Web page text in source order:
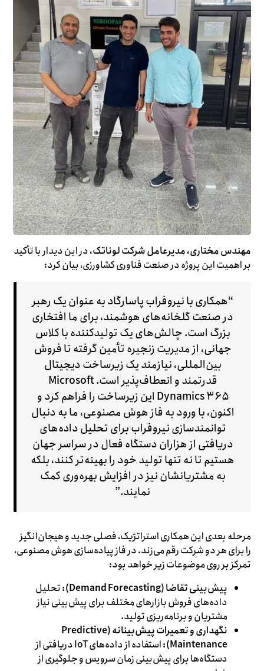
مهندس مختاری، مدیرعامل شرکت لوناتک،در این دیدار با تأکید
بر اهمیت این پروژه در صنعت فناوری کشاورزی، بیان کرد:
“همکاری با نیروفراب پاسارگاد به عنوان یک رهبر
در صنعت گلخانه‌های هوشمند، برای ما افتخاری
بزرگ است. چالش‌های یک تولیدکننده با کلاس
جهانی، از مدیریت زنجیره تأمین گرفته تا فروش
بین‌المللی، نیازمند یک زیرساخت دیجیتال
قدرتمند و انعطاف‌پذیر است. Microsoft
Dynamics ۳۶۵ این زیرساخت را فراهم کرد و
اکنون، با ورود به فاز هوش مصنوعی، ما به دنبال
توانمندسازی نیروفراب برای تحلیل داده‌های
دریافتی از هزاران دستگاه فعال در سراسر جهان
هستیم تا نه تنها تولید خود را بهینه‌تر کنند، بلکه
به مشتریانشان نیز در افزایش بهره‌وری کمک
نمایند.”
مرحله بعدی این همکاری استراتژیک، فصلی جدید و هیجان‌انگیز
را برای هر دو شرکت رقم می‌زند. در فاز پیاده‌سازی هوش مصنوعی،
تمرکز بر روی موضوعات زیر خواهد بود:
پیش‌بینی تقاضا (Demand Forecasting):
تحلیل
داده‌های فروش بازارهای مختلف برای پیش‌بینی نیاز
مشتریان و برنامه‌ریزی تولید.
نگهداری و تعمیرات پیش‌بینانه (Predictive
Maintenance):
استفاده از داده‌های IoT دریافتی از
دستگاه‌ها برای پیش‌بینی زمان سرویس و جلوگیری از